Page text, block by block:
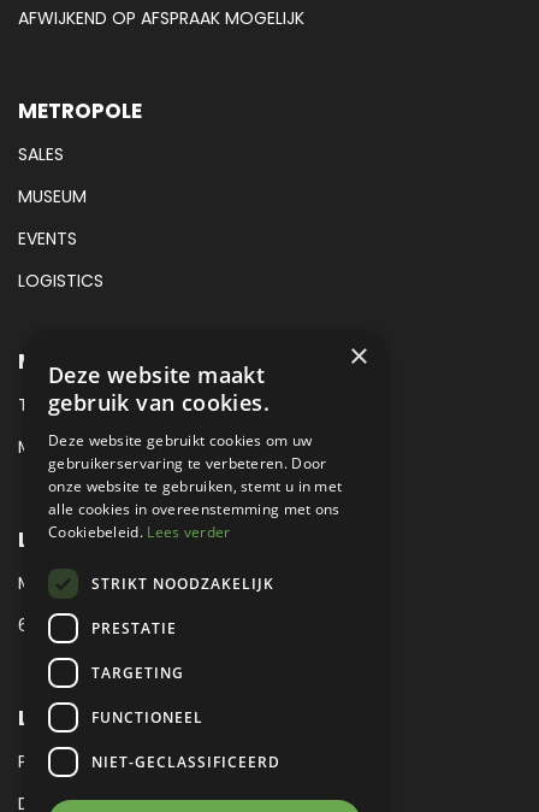
AFWIJKEND OP AFSPRAAK MOGELIJK
METROPOLE
SALES
MUSEUM
EVENTS
LOGISTICS
METROPOLE SALES CONTACT
TEL:+31 (0) 88 425 94 00
MAIL:SALES@METROPOLE.NL
LOCATIE
MEUBELLAAN 1 / VIA ENZO FERRARI
6651 KV DRUTEN / THE NETHERLANDS
LEGAL
PRIVACY VERKLARING
DISCLAIMER|SITEMAP
×
Deze website maakt
gebruik van cookies.
Deze website gebruikt cookies om uw
gebruikerservaring te verbeteren. Door
onze website te gebruiken, stemt u in met
alle cookies in overeenstemming met ons
Cookiebeleid. Lees verder
STRIKT NOODZAKELIJK
PRESTATIE
TARGETING
FUNCTIONEEL
NIET-GECLASSIFICEERD